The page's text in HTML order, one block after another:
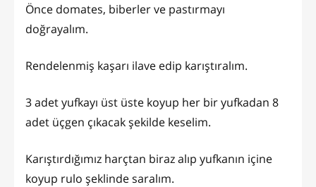
Önce domates, biberler ve pastırmayı
doğrayalım.
Rendelenmiş kaşarı ilave edip karıştıralım.
3 adet yufkayı üst üste koyup her bir yufkadan 8
adet üçgen çıkacak şekilde keselim.
Karıştırdığımız harçtan biraz alıp yufkanın içine
koyup rulo şeklinde saralım.